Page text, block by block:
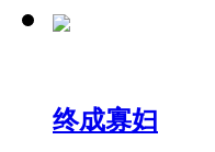
终成寡妇